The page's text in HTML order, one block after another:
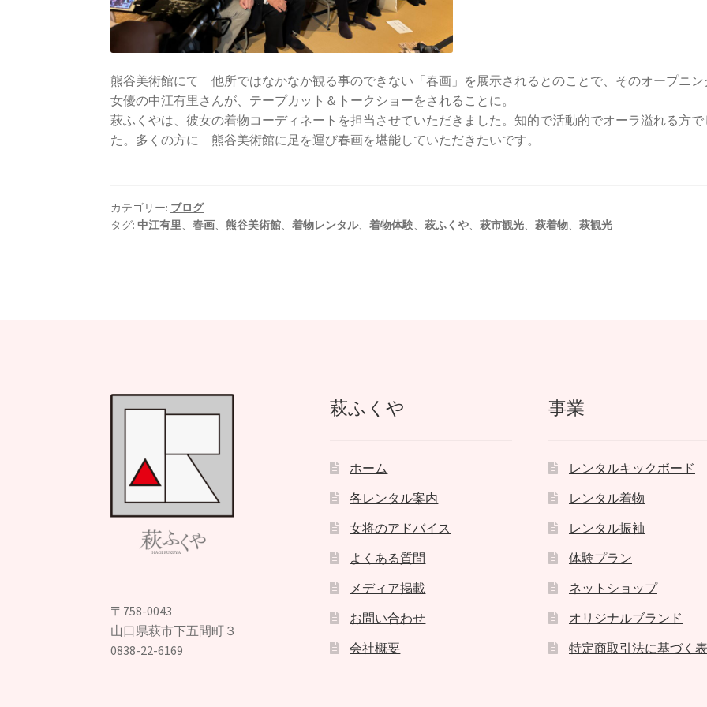
熊谷美術館にて 他所ではなかなか観る事のできない「春画」を展示されるとのことで、そのオープニン
女優の中江有里さんが、テープカット＆トークショーをされることに。
萩ふくやは、彼女の着物コーディネートを担当させていただきました。知的で活動的でオーラ溢れる方で
た。多くの方に 熊谷美術館に足を運び春画を堪能していただきたいです。
カテゴリー: ブログ
タグ:中江有里、春画、熊谷美術館、着物レンタル、着物体験、萩ふくや、萩市観光、萩着物、萩観光
〒758-0043
山口県萩市下五間町３
0838-22-6169
萩ふくや
ホーム
各レンタル案内
女将のアドバイス
よくある質問
メディア掲載
お問い合わせ
会社概要
事業
レンタルキックボード
レンタル着物
レンタル振袖
体験プラン
ネットショップ
オリジナルブランド
特定商取引法に基づく